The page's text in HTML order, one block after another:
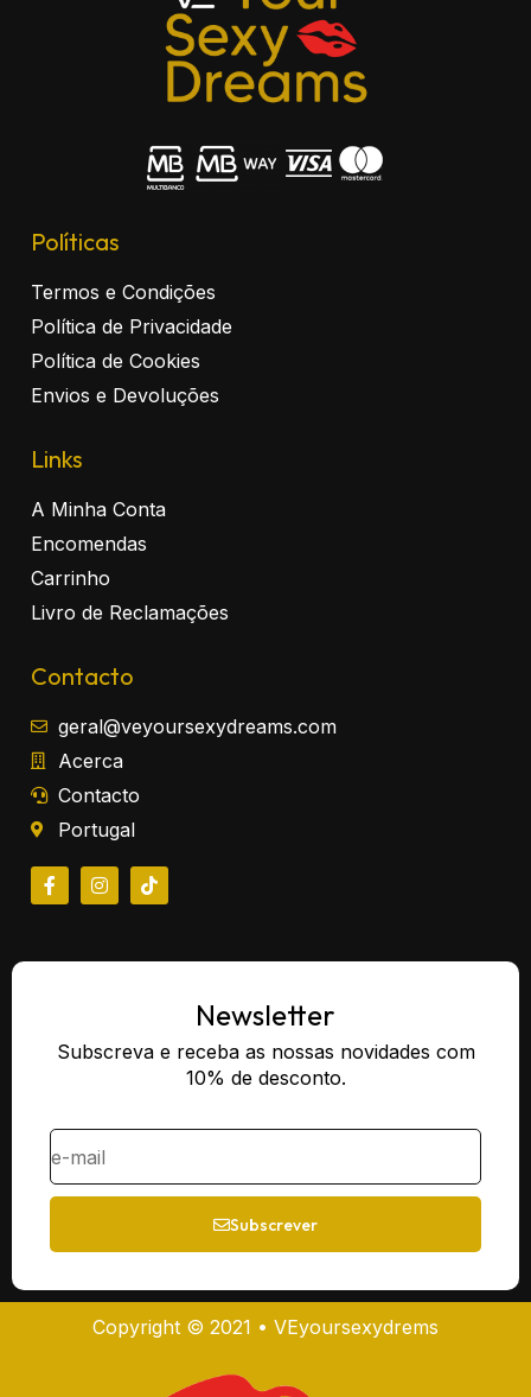
Políticas
Termos e Condições
Política de Privacidade
Política de Cookies
Envios e Devoluções
Links
A Minha Conta
Encomendas
Carrinho
Livro de Reclamações
Contacto
geral@veyoursexydreams.com
Acerca
Contacto
Portugal
Newsletter
Subscreva e receba as nossas novidades com
10% de desconto.
Subscrever
Copyright © 2021 • VEyoursexydrems